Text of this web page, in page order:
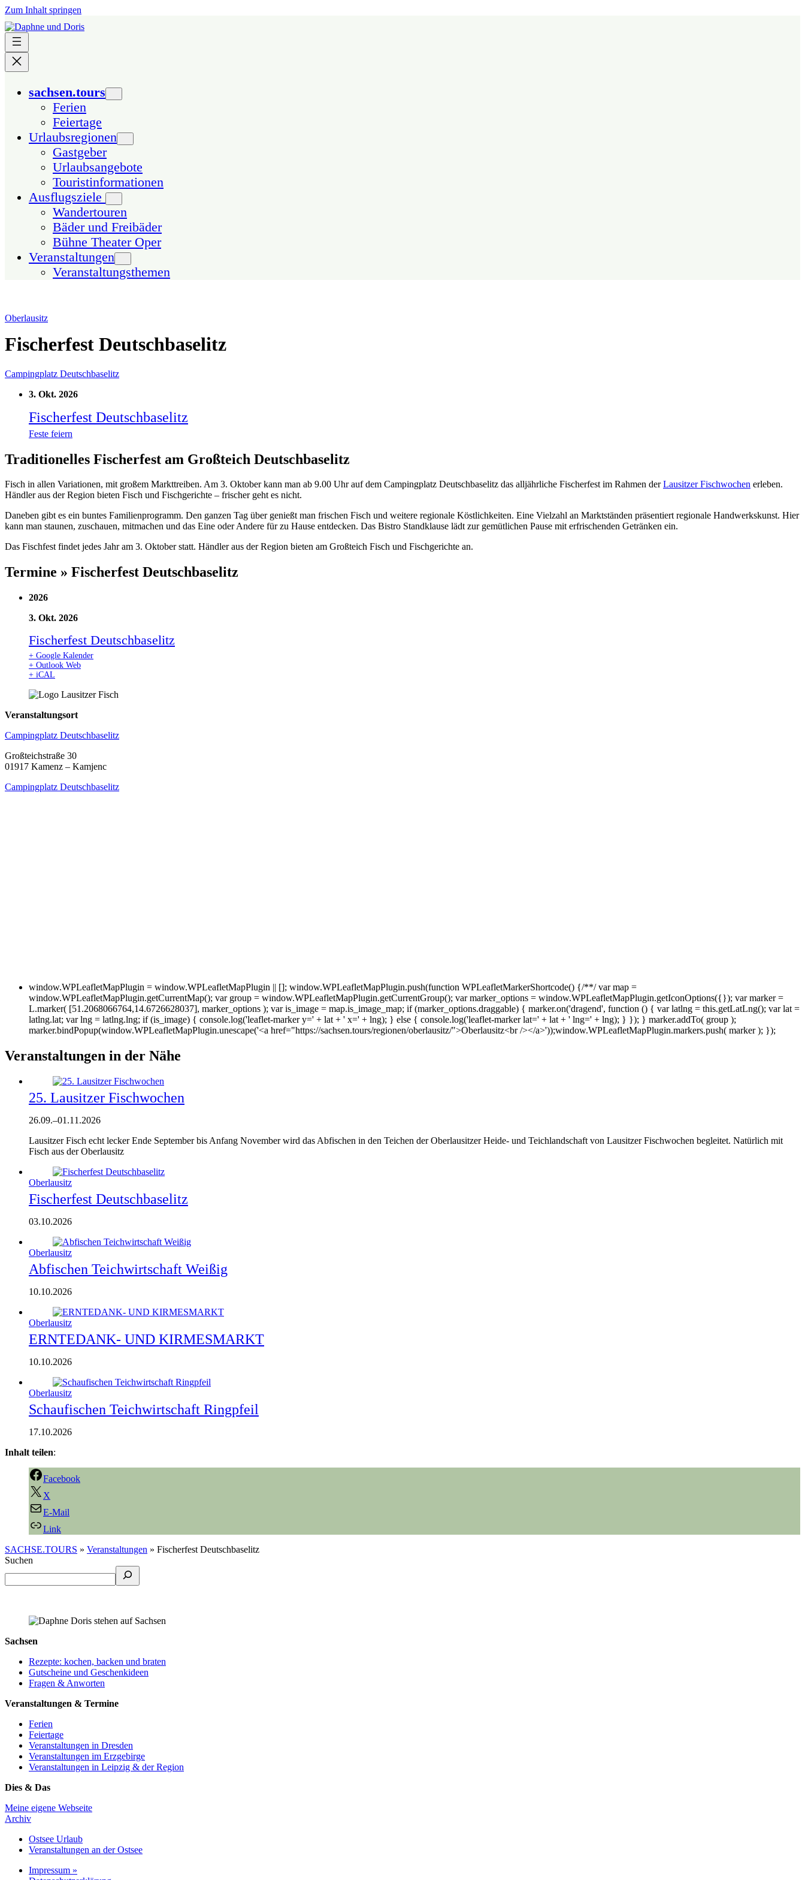
Zum Inhalt springen
sachsen.tours
Ferien
Feiertage
Urlaubsregionen
Gastgeber
Urlaubsangebote
Touristinformationen
Ausflugsziele
Wandertouren
Bäder und Freibäder
Bühne Theater Oper
Veranstaltungen
Veranstaltungsthemen
Oberlausitz
Fischerfest Deutschbaselitz
Campingplatz Deutschbaselitz
3. Okt. 2026
Fischerfest Deutschbaselitz
Feste feiern
Traditionelles Fischerfest am Großteich Deutschbaselitz
Fisch in allen Variationen, mit großem Markttreiben. Am 3. Oktober kann man ab 9.00 Uhr auf dem Campingplatz Deutschbaselitz das alljährliche Fischerfest im Rahmen derLausitzer Fischwochen erleben.
Händler aus der Region bieten Fisch und Fischgerichte – frischer geht es nicht.
Daneben gibt es ein buntes Familienprogramm. Den ganzen Tag über genießt man frischen Fisch und weitere regionale Köstlichkeiten. Eine Vielzahl an Marktständen präsentiert regionale Handwerkskunst. Hier
kann man staunen, zuschauen, mitmachen und das Eine oder Andere für zu Hause entdecken. Das Bistro Standklause lädt zur gemütlichen Pause mit erfrischenden Getränken ein.
Das Fischfest findet jedes Jahr am 3. Oktober statt. Händler aus der Region bieten am Großteich Fisch und Fischgerichte an.
Termine » Fischerfest Deutschbaselitz
2026
3. Okt. 2026
Fischerfest Deutschbaselitz
+ Google Kalender
+ Outlook Web
+ iCAL
Veranstaltungsort
Campingplatz Deutschbaselitz
Großteichstraße 30
01917 Kamenz – Kamjenc
Campingplatz Deutschbaselitz
window.WPLeafletMapPlugin = window.WPLeafletMapPlugin || []; window.WPLeafletMapPlugin.push(function WPLeafletMarkerShortcode() {/**/ var map =
window.WPLeafletMapPlugin.getCurrentMap(); var group = window.WPLeafletMapPlugin.getCurrentGroup(); var marker_options = window.WPLeafletMapPlugin.getIconOptions({}); var marker =
L.marker( [51.2068066764,14.6726628037], marker_options ); var is_image = map.is_image_map; if (marker_options.draggable) { marker.on('dragend', function () { var latlng = this.getLatLng(); var lat =
latlng.lat; var lng = latlng.lng; if (is_image) { console.log('leaflet-marker y=' + lat + ' x=' + lng); } else { console.log('leaflet-marker lat=' + lat + ' lng=' + lng); } }); } marker.addTo( group );
marker.bindPopup(window.WPLeafletMapPlugin.unescape('<a href="https://sachsen.tours/regionen/oberlausitz/">Oberlausitz<br /></a>'));window.WPLeafletMapPlugin.markers.push( marker ); });
Veranstaltungen in der Nähe
25. Lausitzer Fischwochen
26.09.–01.11.2026
Lausitzer Fisch echt lecker Ende September bis Anfang November wird das Abfischen in den Teichen der Oberlausitzer Heide- und Teichlandschaft von Lausitzer Fischwochen begleitet. Natürlich mit
Fisch aus der Oberlausitz
Oberlausitz
Fischerfest Deutschbaselitz
03.10.2026
Oberlausitz
Abfischen Teichwirtschaft Weißig
10.10.2026
Oberlausitz
ERNTEDANK- UND KIRMESMARKT
10.10.2026
Oberlausitz
Schaufischen Teichwirtschaft Ringpfeil
17.10.2026
Inhalt teilen:
Facebook
X
E-Mail
Link
SACHSE.TOURS » Veranstaltungen » Fischerfest Deutschbaselitz
Suchen
Sachsen
Rezepte: kochen, backen und braten
Gutscheine und Geschenkideen
Fragen & Anworten
Veranstaltungen & Termine
Ferien
Feiertage
Veranstaltungen in Dresden
Veranstaltungen im Erzgebirge
Veranstaltungen in Leipzig & der Region
Dies & Das
Meine eigene Webseite
Archiv
Ostsee Urlaub
Veranstaltungen an der Ostsee
Impressum »